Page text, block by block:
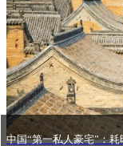
中国“第一私人豪宅”：